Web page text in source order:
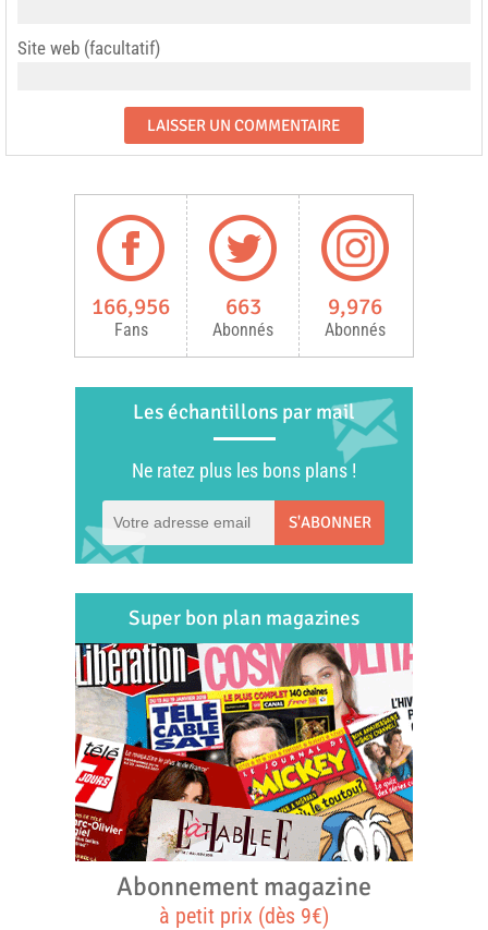
Site web (facultatif)
166,956
Fans
663
Abonnés
9,976
Abonnés
Les échantillons par mail
Ne ratez plus les bons plans !
S'ABONNER
Super bon plan magazines
Abonnement magazine
à petit prix (dès 9€)